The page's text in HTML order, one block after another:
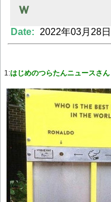
Powered by livedoor 相互RSS
ｗ
Date: 2022年03月28日
1:はじめのつらたんニュースさん